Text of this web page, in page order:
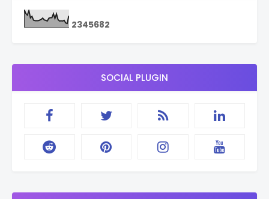
2345682
SOCIAL PLUGIN